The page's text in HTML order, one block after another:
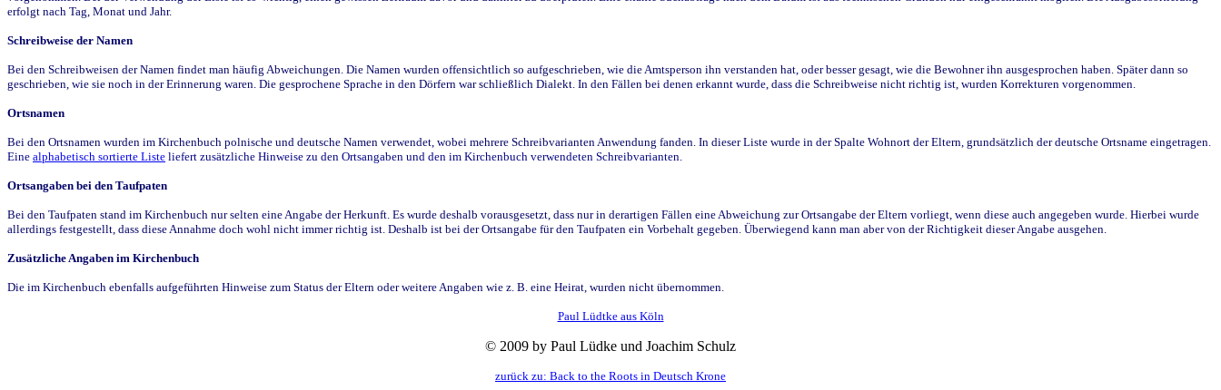
erfolgt nach Tag, Monat und Jahr.
Schreibweise der Namen
Bei den Schreibweisen der Namen findet man häufig Abweichungen. Die Namen wurden offensichtlich so aufgeschrieben, wie die Amtsperson ihn verstanden hat, oder besser gesagt, wie die Bewohner ihn ausgesprochen haben. Später dann so
geschrieben, wie sie noch in der Erinnerung waren. Die gesprochene Sprache in den Dörfern war schließlich Dialekt. In den Fällen bei denen erkannt wurde, dass die Schreibweise nicht richtig ist, wurden Korrekturen vorgenommen.
Ortsnamen
Bei den Ortsnamen wurden im Kirchenbuch polnische und deutsche Namen verwendet, wobei mehrere Schreibvarianten Anwendung fanden. In dieser Liste wurde in der Spalte Wohnort der Eltern, grundsätzlich der deutsche Ortsname eingetragen.
Eine alphabetisch sortierte Liste liefert zusätzliche Hinweise zu den Ortsangaben und den im Kirchenbuch verwendeten Schreibvarianten.
Ortsangaben bei den Taufpaten
Bei den Taufpaten stand im Kirchenbuch nur selten eine Angabe der Herkunft. Es wurde deshalb vorausgesetzt, dass nur in derartigen Fällen eine Abweichung zur Ortsangabe der Eltern vorliegt, wenn diese auch angegeben wurde. Hierbei wurde
allerdings festgestellt, dass diese Annahme doch wohl nicht immer richtig ist. Deshalb ist bei der Ortsangabe für den Taufpaten ein Vorbehalt gegeben. Überwiegend kann man aber von der Richtigkeit dieser Angabe ausgehen.
Zusätzliche Angaben im Kirchenbuch
Die im Kirchenbuch ebenfalls aufgeführten Hinweise zum Status der Eltern oder weitere Angaben wie z. B. eine Heirat, wurden nicht übernommen.
Paul Lüdtke aus Köln
© 2009 by Paul Lüdke und Joachim Schulz
zurück zu: Back to the Roots in Deutsch Krone